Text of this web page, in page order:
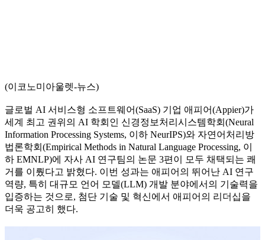
(이코노미아울렛-뉴스)
글로벌 AI 서비스형 소프트웨어(SaaS) 기업 애피어(Appier)가
세계 최고 권위의 AI 학회인 신경정보처리시스템학회(Neural
Information Processing Systems, 이하 NeurIPS)와 자연어처리방
법론학회(Empirical Methods in Natural Language Processing, 이
하 EMNLP)에 자사 AI 연구팀의 논문 3편이 모두 채택되는 쾌
거를 이뤘다고 밝혔다. 이번 성과는 애피어의 뛰어난 AI 연구
역량, 특히 대규모 언어 모델(LLM) 개발 분야에서의 기술력을
입증하는 것으로, 첨단 기술 및 혁신에서 애피어의 리더십을
더욱 공고히 했다.